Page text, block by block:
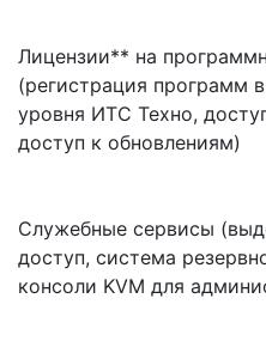
Лицензии** на
(регистрация программ
уровня ИТС Техно,
доступ к обновлениям)
Служебные сервисы
доступ, система
консоли KVM для